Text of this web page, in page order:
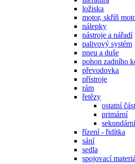
ložiska
motor, skříň
nálepky
nástroje a nářadí
palivový systém
pneu a duše
pohon zadního
převodovka
přístroje
rám
řetězy
ostatní
primární
sekundární
řízení - řidítka
sání
sedla
spojovací